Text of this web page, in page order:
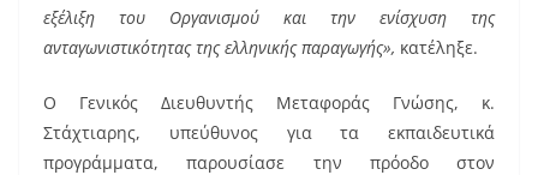
εξέλιξη του Οργανισμού και την ενίσχυση της
ανταγωνιστικότητας της ελληνικής παραγωγής», κατέληξε.
Ο Γενικός Διευθυντής Μεταφοράς Γνώσης, κ.
Στάχτιαρης, υπεύθυνος για τα εκπαιδευτικά
προγράμματα, παρουσίασε την πρόοδο στον